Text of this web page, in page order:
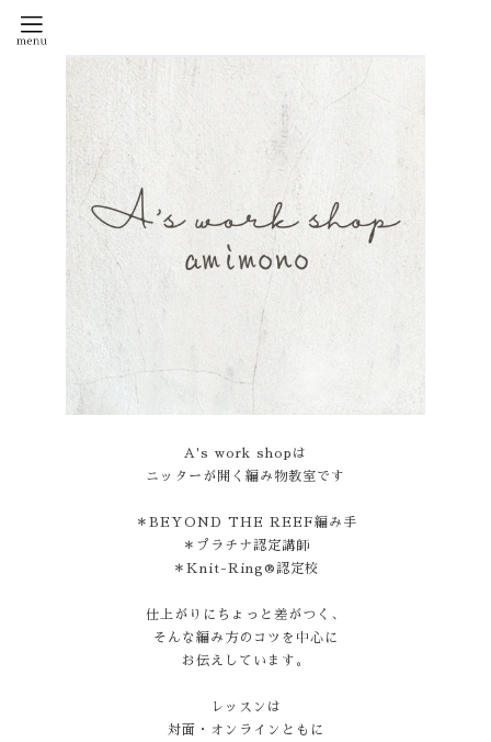
A's work shopは
ニッターが開く編み物教室です
＊BEYOND THE REEF編み手
＊プラチナ認定講師
＊Knit-Ring®認定校
仕上がりにちょっと差がつく、
そんな編み方のコツを中心に
お伝えしています。
レッスンは
対面・オンラインともに